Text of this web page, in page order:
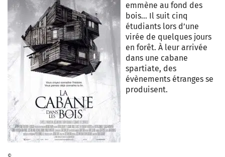
emmène au fond des
bois… Il suit cinq
étudiants lors d’une
virée de quelques jours
en forêt. À leur arrivée
dans une cabane
spartiate, des
évènements étranges se
produisent.